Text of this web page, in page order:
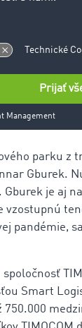
denne
vyťažiť
tohto
o tri
parku z
Gburek.
je aj
pandémie,
Smart